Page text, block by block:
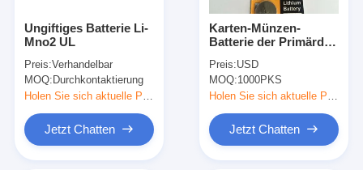
Ungiftiges Batterie Li-
Mno2 UL
Preis:Verhandelbar
MOQ: Durchkontaktierung
Jetzt Chatten
Karten-Münzen-
Batterie der Primärder
CR2016 Lithium-
Batterie-Blasen-
3.0V/Li-MnO2
Preis:USD
MOQ:1000PKS
Jetzt Chatten